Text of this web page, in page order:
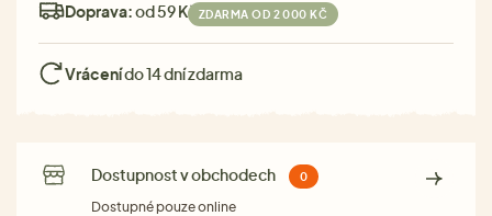
Doprava:od 59 Kč ZDARMA OD 2 000 KČ
Vrácenído 14 dní zdarma
Dostupnost v obchodech 0
Dostupné pouze online